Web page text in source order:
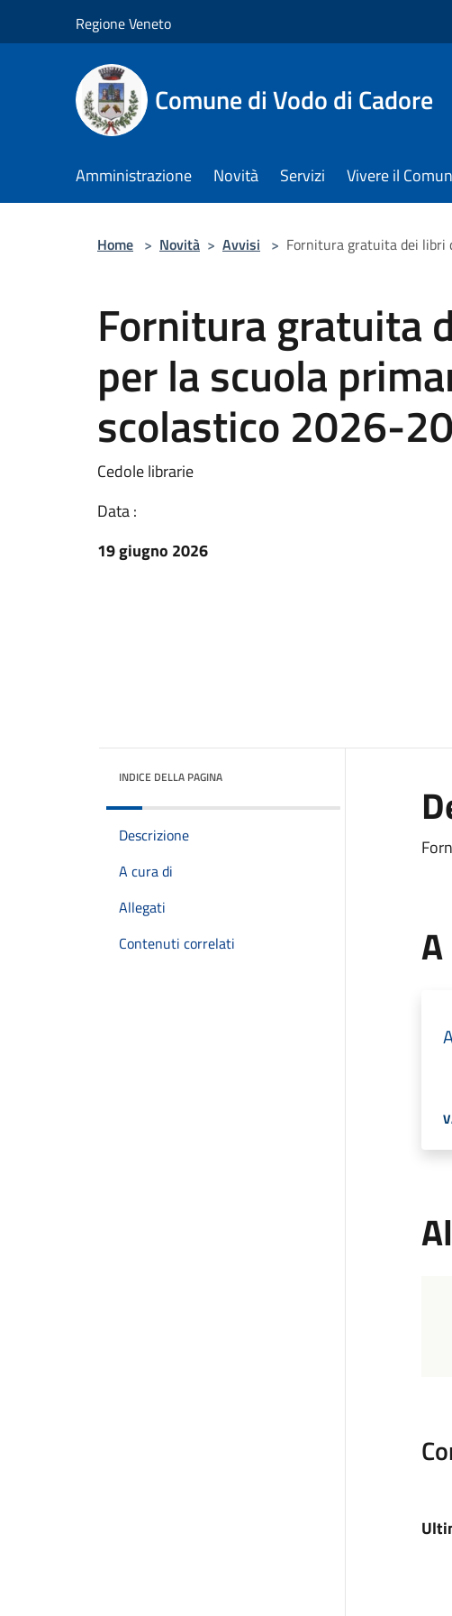
Regione Veneto
Comune di Vodo di Cadore
Amministrazione Novità Servizi Vivere il
Home > Novità > Avvisi > Fornitura gratuita dei libri
Fornitura gratuita
per la scuola
scolastico 2026-
Cedole librarie
Data :
19 giugno 2026
INDICE DELLA PAGINA
Descrizione
A cura di
Allegati
Contenuti correlati